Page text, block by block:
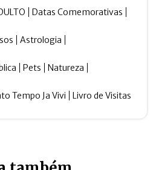
Datas Comemorativas
Astrologia
Pets Natureza
Tempo Ja Vivi Livro de Visitas